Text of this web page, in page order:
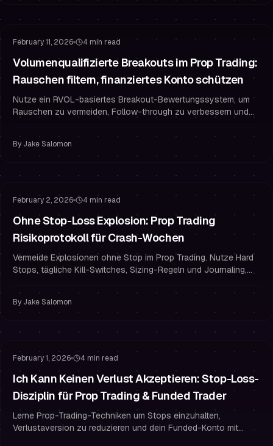
February 11, 2026 4 min read
Volumenqualifizierte Breakouts im Prop Trading:
Rauschen filtern, finanziertes Konto schützen
Nutze ein RVOL-basiertes Breakout-Bewertungssystem, um
Rauschen zu vermeiden, Follow-through zu verbessern und
zu schützen.
By Jake Salomon
February 2, 2026 4 min read
Ohne Stop-Loss Explosion: Prop Trading
Risikoprotokoll für Crash-Wochen
Vermeide Explosionen ohne Stop im Prop Trading. Nutze Hard
Stops, tägliche Kill-Switches, Sizing-Regeln und Journaling,
By Jake Salomon
February 1, 2026 4 min read
Ich Kann Keinen Verlust Akzeptieren: Stop-Loss-
Disziplin für Prop Trading & Funded Trader
Lerne Prop-Trading-Techniken um Stops einzuhalten,
Verlustaversion zu reduzieren und dein Funded-Konto mit